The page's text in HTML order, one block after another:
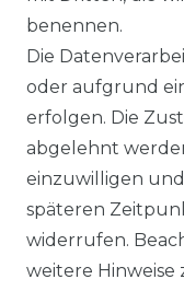
Sie
Sie
oder
benennen.
Die
oder aufgrund
erfolgen. Die
abgelehnt
einzuwilligen
späteren
widerrufen.
weitere